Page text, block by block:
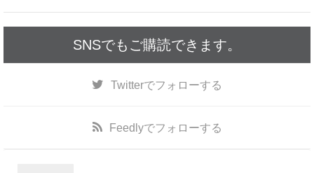
k
SNSでもご購読できます。
Twitterでフォローする
Feedlyでフォローする